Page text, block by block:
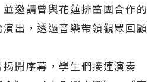
邀請曾與花蓮排笛團合作的
出，透過音樂帶領觀眾回顧
開序幕，學生們接連演奏